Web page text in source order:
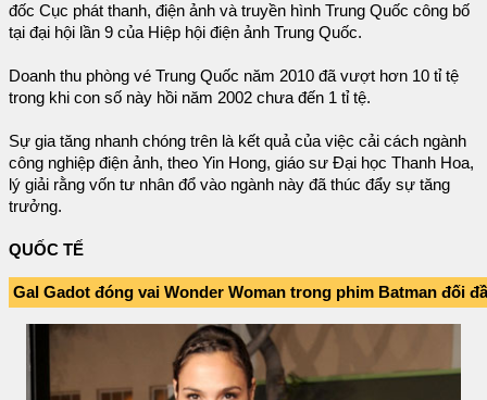
đốc Cục phát thanh, điện ảnh và truyền hình Trung Quốc công bố
tại đại hội lần 9 của Hiệp hội điện ảnh Trung Quốc.
Doanh thu phòng vé Trung Quốc năm 2010 đã vượt hơn 10 tỉ tệ
trong khi con số này hồi năm 2002 chưa đến 1 tỉ tệ.
Sự gia tăng nhanh chóng trên là kết quả của việc cải cách ngành
công nghiệp điện ảnh, theo Yin Hong, giáo sư Đại học Thanh Hoa,
lý giải rằng vốn tư nhân đổ vào ngành này đã thúc đẩy sự tăng
trưởng.
QUỐC TẾ
Gal Gadot đóng vai Wonder Woman trong phim Batman đối